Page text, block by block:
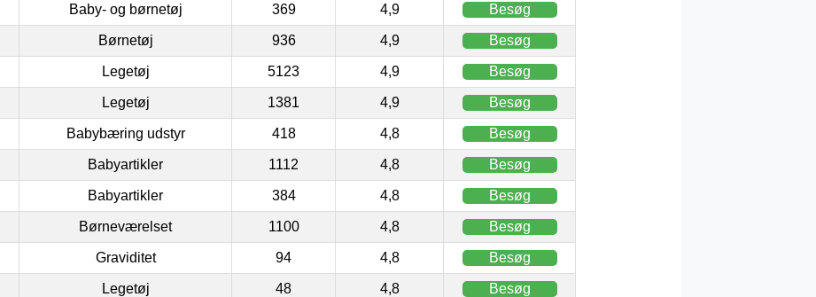
Baby- og børnetøj 369 4,9 Besøg
Børnetøj 936 4,9 Besøg
Legetøj 5123 4,9 Besøg
Legetøj 1381 4,9 Besøg
Babybæring udstyr 418 4,8 Besøg
Babyartikler 1112 4,8 Besøg
Babyartikler 384 4,8 Besøg
Børneværelset 1100 4,8 Besøg
Graviditet 94 4,8 Besøg
Legetøj 48 4,8 Besøg